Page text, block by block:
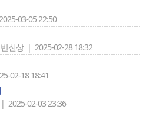
03-05 22:50
신상 | 2025-02-28 18:32
02-18 18:41
2025-02-03 23:36